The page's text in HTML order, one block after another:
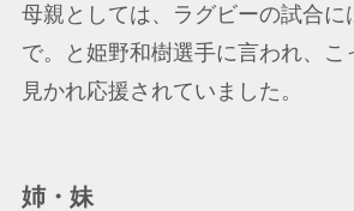
母親としては、ラグビーの試合に
で。と姫野和樹選手に言われ、こ
見かれ応援されていました。
姉・妹